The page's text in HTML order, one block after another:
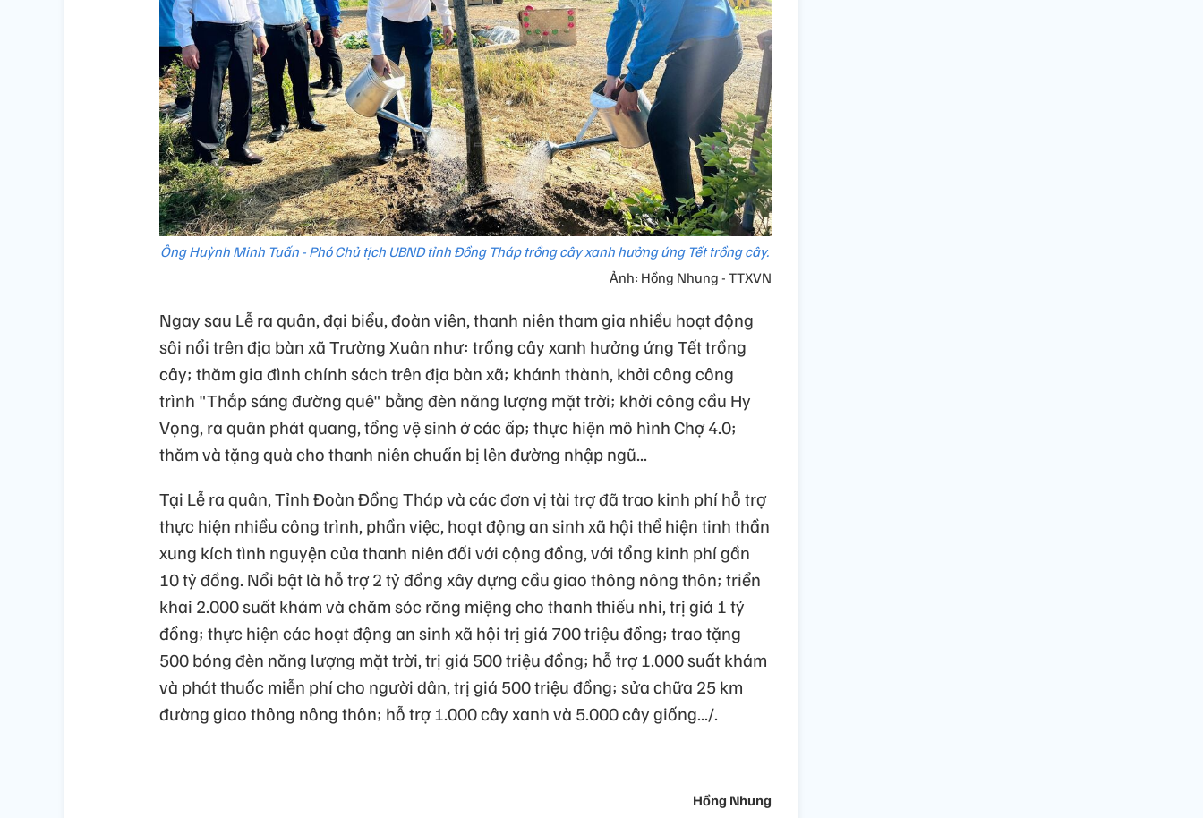
Ông Huỳnh Minh Tuấn - Phó Chủ tịch UBND tỉnh Đồng Tháp trồng cây xanh hưởng ứng Tết trồng cây.
Ảnh: Hồng Nhung - TTXVN
Ngay sau Lễ ra quân, đại biểu, đoàn viên, thanh niên tham gia nhiều hoạt động
sôi nổi trên địa bàn xã Trường Xuân như: trồng cây xanh hưởng ứng Tết trồng
cây; thăm gia đình chính sách trên địa bàn xã; khánh thành, khởi công công
trình "Thắp sáng đường quê" bằng đèn năng lượng mặt trời; khởi công cầu Hy
Vọng, ra quân phát quang, tổng vệ sinh ở các ấp; thực hiện mô hình Chợ 4.0;
thăm và tặng quà cho thanh niên chuẩn bị lên đường nhập ngũ...
Tại Lễ ra quân, Tỉnh Đoàn Đồng Tháp và các đơn vị tài trợ đã trao kinh phí hỗ trợ
thực hiện nhiều công trình, phần việc, hoạt động an sinh xã hội thể hiện tinh thần
xung kích tình nguyện của thanh niên đối với cộng đồng, với tổng kinh phí gần
10 tỷ đồng. Nổi bật là hỗ trợ 2 tỷ đồng xây dựng cầu giao thông nông thôn; triển
khai 2.000 suất khám và chăm sóc răng miệng cho thanh thiếu nhi, trị giá 1 tỷ
đồng; thực hiện các hoạt động an sinh xã hội trị giá 700 triệu đồng; trao tặng
500 bóng đèn năng lượng mặt trời, trị giá 500 triệu đồng; hỗ trợ 1.000 suất khám
và phát thuốc miễn phí cho người dân, trị giá 500 triệu đồng; sửa chữa 25 km
đường giao thông nông thôn; hỗ trợ 1.000 cây xanh và 5.000 cây giống.../.
Hồng Nhung